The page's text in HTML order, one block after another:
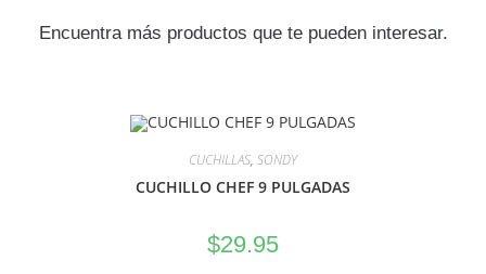
Encuentra más productos que te pueden interesar.
CUCHILLAS, SONDY
CUCHILLO CHEF 9 PULGADAS
$29.95